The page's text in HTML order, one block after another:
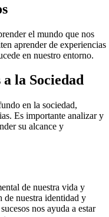
el mundo que nos
aprender de experiencias
en nuestro entorno.
a la Sociedad
en la sociedad,
Es importante analizar y
su alcance y
de nuestra vida y
de nuestra identidad y
nos ayuda a estar